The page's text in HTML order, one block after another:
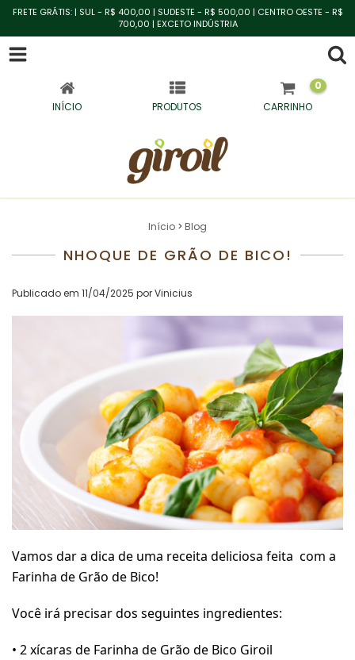
FRETE GRÁTIS: | SUL - R$ 400,00 | SUDESTE - R$ 500,00 | CENTRO OESTE - R$
700,00 | EXCETO INDÚSTRIA
INÍCIO PRODUTOS CARRINHO
0
Início > Blog
NHOQUE DE GRÃO DE BICO!
Publicado em 11/04/2025 por Vinicius
Vamos dar a dica de uma receita deliciosa feita com a
Farinha de Grão de Bico!
Você irá precisar dos seguintes ingredientes:
• 2 xícaras de Farinha de Grão de Bico Giroil